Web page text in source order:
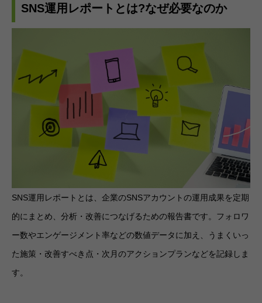
SNS運用レポートとは?なぜ必要なのか
SNS運用レポートとは、企業のSNSアカウントの運用成果を定期
的にまとめ、分析・改善につなげるための報告書です。フォロワ
ー数やエンゲージメント率などの数値データに加え、うまくいっ
た施策・改善すべき点・次月のアクションプランなどを記録しま
す。